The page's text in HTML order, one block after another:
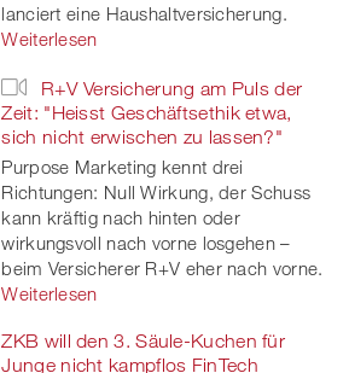
lanciert eine Haushaltversicherung.
Weiterlesen
R+V Versicherung am Puls der
Zeit: "Heisst Geschäftsethik etwa,
sich nicht erwischen zu lassen?"
Purpose Marketing kennt drei
Richtungen: Null Wirkung, der Schuss
kann kräftig nach hinten oder
wirkungsvoll nach vorne losgehen –
beim Versicherer R+V eher nach vorne.
Weiterlesen
ZKB will den 3. Säule-Kuchen für
Junge nicht kampflos FinTech